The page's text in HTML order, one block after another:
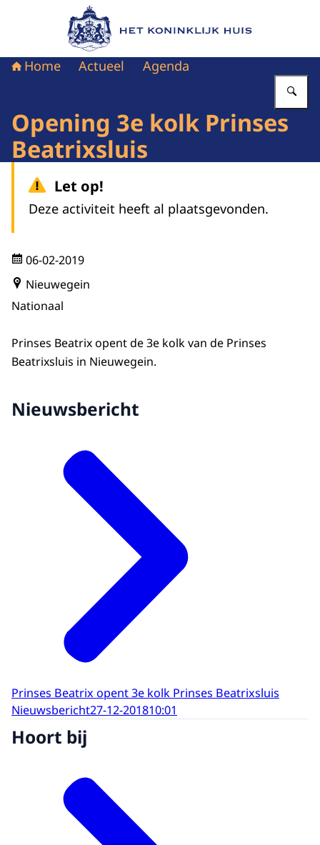
Naar de homepage van Het Koninklijk Huis
Home Actueel Agenda
Opening 3e kolk Prinses
Beatrixsluis
Let op!
Deze activiteit heeft al plaatsgevonden.
06-02-2019
Nieuwegein
Nationaal
Prinses Beatrix opent de 3e kolk van de Prinses
Beatrixsluis in Nieuwegein.
Nieuwsbericht
Prinses Beatrix opent 3e kolk Prinses Beatrixsluis
Nieuwsbericht27-12-201810:01
Hoort bij